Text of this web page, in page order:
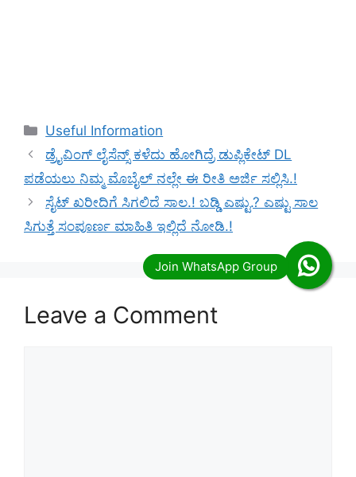
Categories
Useful Information
ಡ್ರೈವಿಂಗ್ ಲೈಸೆನ್ಸ್ ಕಳೆದು ಹೋಗಿದ್ರೆ ಡುಪ್ಲಿಕೇಟ್ DL
ಪಡೆಯಲು ನಿಮ್ಮ ಮೊಬೈಲ್ ನಲ್ಲೇ ಈ ರೀತಿ ಅರ್ಜಿ ಸಲ್ಲಿಸಿ.!
ಸೈಟ್ ಖರೀದಿಗೆ ಸಿಗಲಿದೆ ಸಾಲ.! ಬಡ್ಡಿ ಎಷ್ಟು.? ಎಷ್ಟು ಸಾಲ
ಸಿಗುತ್ತೆ ಸಂಪೂರ್ಣ ಮಾಹಿತಿ ಇಲ್ಲಿದೆ ನೋಡಿ.!
Leave a Comment